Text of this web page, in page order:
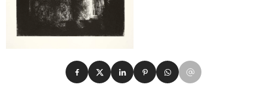
Condividi su Facebook
Condividi su X
Condividi su LinkedIn
Condividi su Pinterest
Condividi su WhatsApp
Condividi su Email